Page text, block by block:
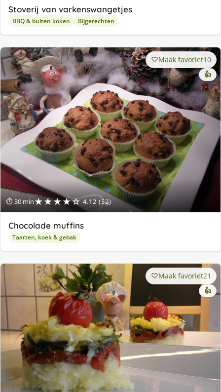
Stoverij van varkenswangetjes
BBQ & buiten koken Bijgerechten
⏱ 30 min★★★★☆ 4.12 (52)
Maak favoriet10
👍
Chocolade muffins
Taarten, koek & gebak
Maak favoriet21
👍